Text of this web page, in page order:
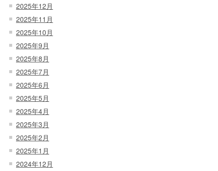
2025年12月
2025年11月
2025年10月
2025年9月
2025年8月
2025年7月
2025年6月
2025年5月
2025年4月
2025年3月
2025年2月
2025年1月
2024年12月